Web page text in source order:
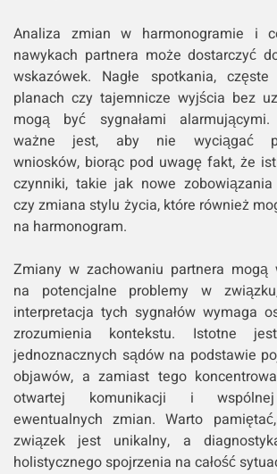
Analiza zmian w harmonogramie i
nawykach partnera może dostarczyć
wskazówek. Nagłe spotkania,
planach czy tajemnicze wyjścia bez
mogą być sygnałami alarmującymi.
ważne jest, aby nie wyciągać
wniosków, biorąc pod uwagę fakt, że
czynniki, takie jak nowe zobowiązania
czy zmiana stylu życia, które również
na harmonogram.
Zmiany w zachowaniu partnera mogą
na potencjalne problemy w
interpretacja tych sygnałów wymaga
zrozumienia kontekstu. Istotne
jednoznacznych sądów na podstawie
objawów, a zamiast tego
otwartej komunikacji i
ewentualnych zmian. Warto
związek jest unikalny, a
holistycznego spojrzenia na całość